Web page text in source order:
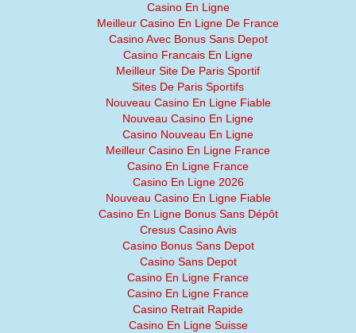
Casino En Ligne
Meilleur Casino En Ligne De France
Casino Avec Bonus Sans Depot
Casino Francais En Ligne
Meilleur Site De Paris Sportif
Sites De Paris Sportifs
Nouveau Casino En Ligne Fiable
Nouveau Casino En Ligne
Casino Nouveau En Ligne
Meilleur Casino En Ligne France
Casino En Ligne France
Casino En Ligne 2026
Nouveau Casino En Ligne Fiable
Casino En Ligne Bonus Sans Dépôt
Cresus Casino Avis
Casino Bonus Sans Depot
Casino Sans Depot
Casino En Ligne France
Casino En Ligne France
Casino Retrait Rapide
Casino En Ligne Suisse